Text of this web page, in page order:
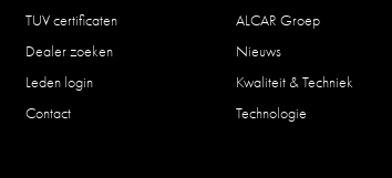
TUV certificaten
Dealer zoeken
Leden login
Contact
ALCAR Groep
Nieuws
Kwaliteit & Techniek
Technologie